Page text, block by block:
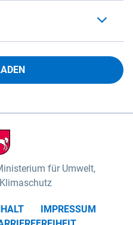
für Umwelt,
IMPRESSUM